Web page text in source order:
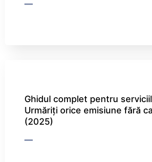
Ghidul complet pentru
Urmăriți orice emisiune fără
(2025)